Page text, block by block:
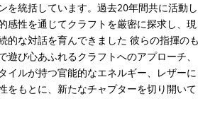
を統括しています。過去20年間共に活動し
感性を通じてクラフトを厳密に探求し、現
的な対話を育んできました 彼らの指揮のも
遊び心あふれるクラフトへのアプローチ、
イルが持つ官能的なエネルギー、レザーに
をもとに、新たなチャプターを切り開いて